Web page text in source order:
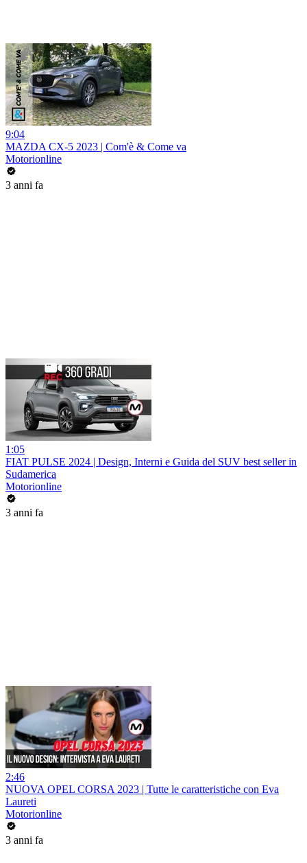
9:04
MAZDA CX-5 2023 | Com'è & Come va
Motorionline
3 anni fa
1:05
FIAT PULSE 2024 | Design, Interni e Guida del SUV best seller in
Sudamerica
Motorionline
3 anni fa
2:46
NUOVA OPEL CORSA 2023 | Tutte le caratteristiche con Eva
Laureti
Motorionline
3 anni fa